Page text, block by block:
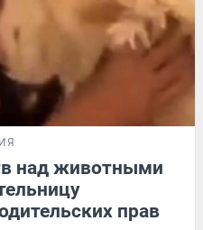
над животными
прав